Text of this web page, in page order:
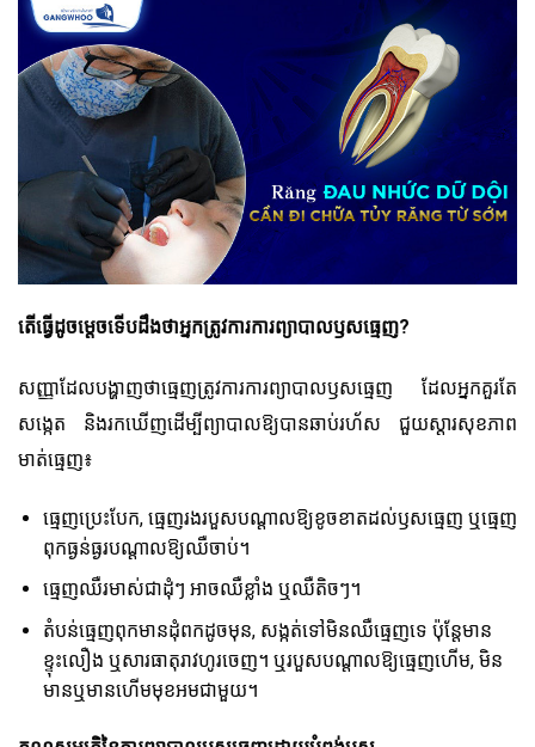
តើធ្វើដូចម្តេចទើបដឹងថាអ្នកត្រូវការការព្យាបាលឫសធ្មេញ?
សញ្ញាដែលបង្ហាញថាធ្មេញត្រូវការការព្យាបាលឫសធ្មេញ ដែលអ្នកគួរតែ
សង្កេត និងរកឃើញដើម្បីព្យាបាលឱ្យបានឆាប់រហ័ស ជួយស្តារសុខភាព
មាត់ធ្មេញ៖
ធ្មេញប្រេះបែក, ធ្មេញរងរបួសបណ្តាលឱ្យខូចខាតដល់ឫសធ្មេញ ឬធ្មេញ
ពុកធ្ងន់ធ្ងរបណ្តាលឱ្យឈឺចាប់។
ធ្មេញឈឺរមាស់ជាដុំៗ អាចឈឺខ្លាំង ឬឈឺតិចៗ។
តំបន់ធ្មេញពុកមានដុំពកដូចមុន, សង្កត់ទៅមិនឈឺធ្មេញទេ ប៉ុន្តែមាន
ខ្ទុះលឿង ឬសារធាតុរាវហូរចេញ។ ឬរបួសបណ្តាលឱ្យធ្មេញហើម, មិន
មានឬមានហើមមុខអមជាមួយ។